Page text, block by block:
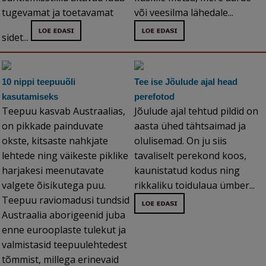
tugevamat ja toetavamat
sidet...
või veesilma lähedale...
10 nippi teepuuõli
kasutamiseks
Teepuu kasvab Austraalias,
on pikkade painduvate
okste, kitsaste nahkjate
lehtede ning väikeste piklike
harjakesi meenutavate
valgete õisikutega puu.
Teepuu raviomadusi tundsid
Austraalia aborigeenid juba
enne eurooplaste tulekut ja
valmistasid teepuulehtedest
tõmmist, millega erinevaid
Tee ise Jõulude ajal head
perefotod
Jõulude ajal tehtud pildid on
aasta ühed tähtsaimad ja
olulisemad. On ju siis
tavaliselt perekond koos,
kaunistatud kodus ning
rikkaliku toidulaua ümber...